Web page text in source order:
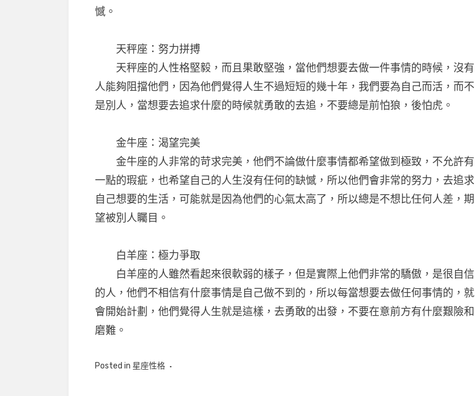
憾。
天秤座：努力拼搏
天秤座的人性格堅毅，而且果敢堅強，當他們想要去做一件事情的時候，沒有
人能夠阻擋他們，因為他們覺得人生不過短短的幾十年，我們要為自己而活，而不
是別人，當想要去追求什麼的時候就勇敢的去追，不要總是前怕狼，後怕虎。
金牛座：渴望完美
金牛座的人非常的苛求完美，他們不論做什麼事情都希望做到極致，不允許有
一點的瑕疵，也希望自己的人生沒有任何的缺憾，所以他們會非常的努力，去追求
自己想要的生活，可能就是因為他們的心氣太高了，所以總是不想比任何人差，期
望被別人矚目。
白羊座：極力爭取
白羊座的人雖然看起來很軟弱的樣子，但是實際上他們非常的驕傲，是很自信
的人，他們不相信有什麼事情是自己做不到的，所以每當想要去做任何事情的，就
會開始計劃，他們覺得人生就是這樣，去勇敢的出發，不要在意前方有什麼艱險和
磨難。
Posted in 星座性格